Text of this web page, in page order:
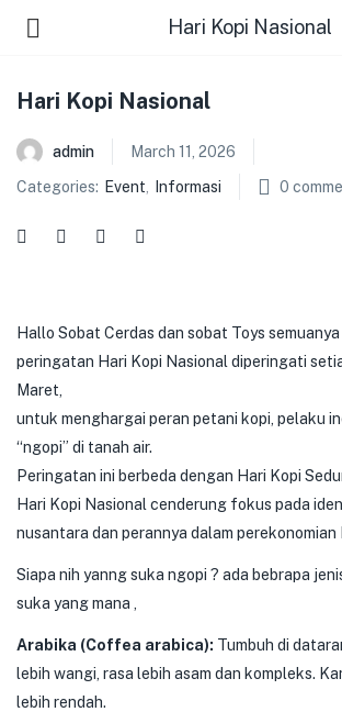
Hari Kopi Nasional
Hari Kopi Nasional
admin
March 11, 2026
Categories: Event Informasi 0
Hallo Sobat Cerdas dan sobat Toys semuanya
peringatan Hari Kopi Nasional diperingati
Maret,
untuk menghargai peran petani kopi, pelaku
“ngopi” di tanah air.
Peringatan ini berbeda dengan Hari Kopi
Hari Kopi Nasional cenderung fokus pada
nusantara dan perannya dalam perekonomian
Siapa nih yanng suka ngopi ? ada bebrapa
suka yang mana ,
Arabika (Coffea arabica): Tumbuh di
lebih wangi, rasa lebih asam dan kompleks.
lebih rendah.